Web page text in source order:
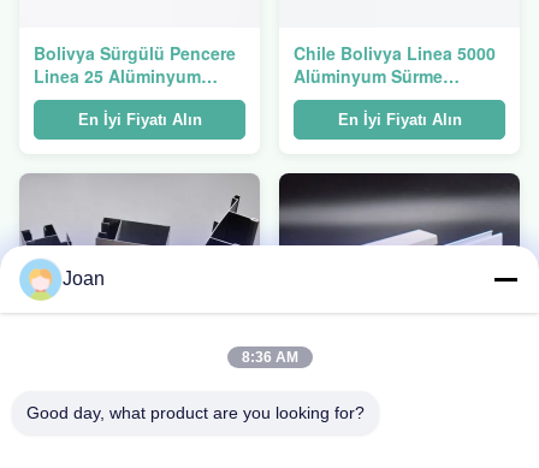
Bolivya Sürgülü Pencere
Linea 25 Alüminyum
Ekstrüzyon Profili
En İyi Fiyatı Alın
Chile Bolivya Linea 5000
Alüminyum Sürme
Pencere Profili 6063 T5
En İyi Fiyatı Alın
Joan
8:36 AM
Good day, what product are you looking for?